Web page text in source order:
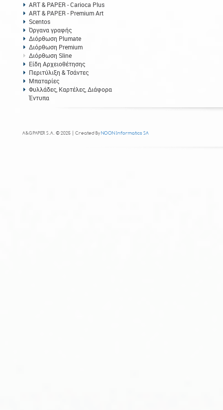
ART & PAPER - Carioca Plus
ART & PAPER - Premium Art
Scentos
Όργανα γραφής
Διόρθωση Plumate
Διόρθωση Premium
Διόρθωση Sline
Είδη Αρχειοθέτησης
Περιτύλιξη & Τσάντες
Μπαταρίες
Φυλλάδες, Καρτέλες, Διάφορα
Έντυπα
A&G PAPER S.A. © 2025 | Created ByNOON Informatics SA